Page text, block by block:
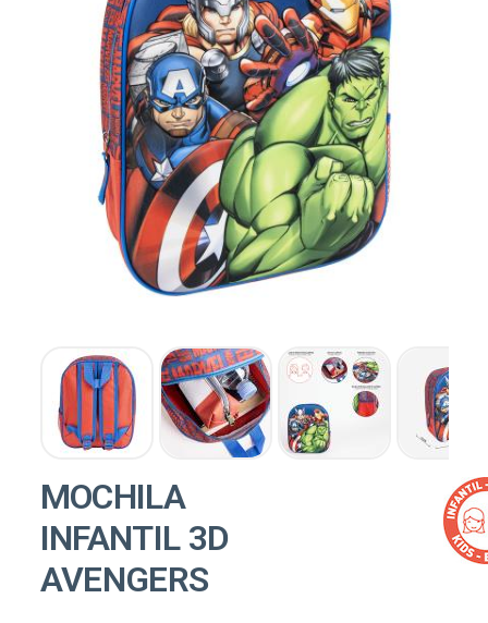
MOCHILA
INFANTIL 3D
AVENGERS